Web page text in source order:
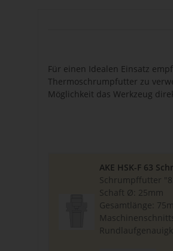
Für einen Idealen Einsatz
Thermoschrumpfutter zu
Möglichkeit das Werkzeug
AKE HSK-F 63
Schrumpffutter
Schaft Ø: 25mm
Gesamtlänge: